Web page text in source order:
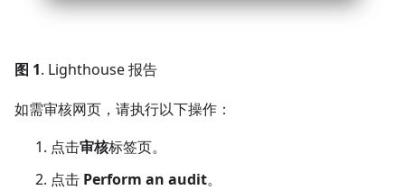
图 1. Lighthouse 报告
如需审核网页，请执行以下操作：
点击审核标签页。
点击 Perform an audit。